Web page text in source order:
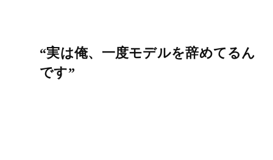
“実は俺、一度モデルを辞めてるん
です”